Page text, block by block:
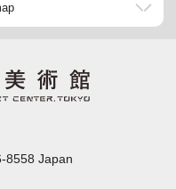
8558 Japan